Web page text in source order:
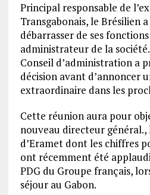
Principal responsable de
Transgabonais, le Brésilien
débarrasser de ses
administrateur de la
Conseil d’administration a
décision avant d’annoncer
extraordinaire dans les
Cette réunion aura pour
nouveau directeur général.,
d’Eramet dont les chiffres
ont récemment été
PDG du Groupe français,
séjour au Gabon.